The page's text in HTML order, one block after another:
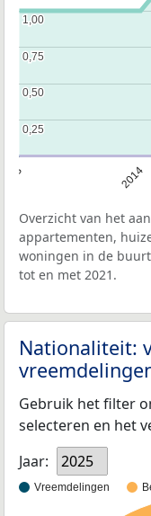
2014
0,25
0,25
0,50
0,50
0,75
0,75
1,00
1,00
Overzicht van het
appartementen,
woningen in de
tot en met 2021.
Nationaliteit:
Gebruik het filter
selecteren en het
Jaar:
2025
Vreemdelingen